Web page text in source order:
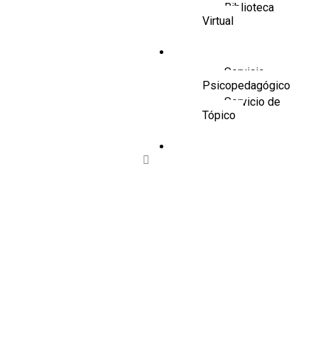
Biblioteca
Virtual
Servicio
Psicopedagógico
Servicio de
Tópico